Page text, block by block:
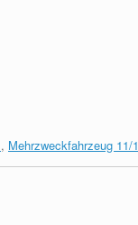
, Mehrzweckfahrzeug 11/1